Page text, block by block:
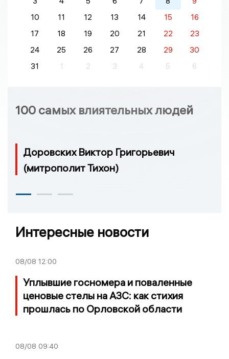
10
11 12 13 14 15
16
17
18 19 20 21 22
23
24
25 26 27 28 29
30
31
1 2 3 4 5 6
100 самых влиятельных людей
Доровских Виктор Григорьевич
(митрополит Тихон)
Интересные новости
08/08 12:00
Уплывшие госномера и поваленные
ценовые стелы на АЗС: как стихия
прошлась по Орловской области
08/08 09:40